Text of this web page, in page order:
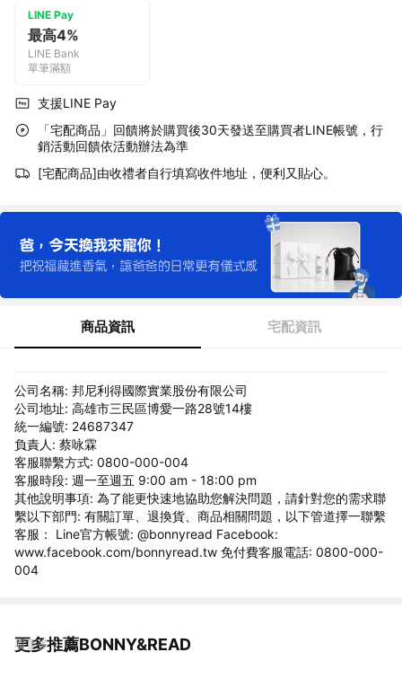
LINE Pay
最高4%
LINE Bank
單筆滿額
支援LINE Pay
「宅配商品」回饋將於購買後30天發送至購買者LINE帳號，行
銷活動回饋依活動辦法為準
[宅配商品]由收禮者自行填寫收件地址，便利又貼心。
商品資訊 宅配資訊
公司名稱: 邦尼利得國際實業股份有限公司
公司地址: 高雄市三民區博愛一路28號14樓
統一編號: 24687347
負責人: 蔡咏霖
客服聯繫方式: 0800-000-004
客服時段: 週一至週五 9:00 am - 18:00 pm
其他說明事項: 為了能更快速地協助您解決問題，請針對您的需求聯
繫以下部門: 有關訂單、退換貨、商品相關問題，以下管道擇一聯繫
客服： Line官方帳號: @bonnyread Facebook:
www.facebook.com/bonnyread.tw 免付費客服電話: 0800-000-
004
更多推薦BONNY&READ
看更多